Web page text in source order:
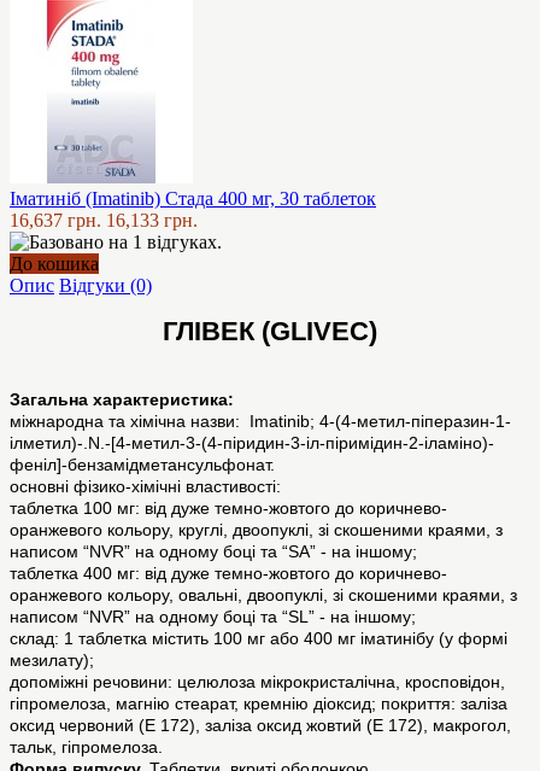
Іматиніб (Imatinib) Стада 400 мг, 30 таблеток
16,637 грн. 16,133 грн.
До кошика
Опис Відгуки (0)
ГЛІВЕК (GLIVEC)
Загальна характеристика:
мiжнародна та хiмiчна назви: Imatinib; 4-(4-метил-піперазин-1-
ілметил)-.N.-[4-метил-3-(4-піридин-3-іл-піримідин-2-іламіно)-
феніл]-бензамідметансульфонат.
основнi фiзико-хiмiчнi властивості:
таблетка 100 мг: від дуже темно-жовтого до коричнево-
оранжевого кольору, круглі, двоопуклі, зі скошеними краями, з
написом “NVR” на одному боці та “SA” - на іншому;
таблетка 400 мг: від дуже темно-жовтого до коричнево-
оранжевого кольору, овальні, двоопуклі, зі скошеними краями, з
написом “NVR” на одному боці та “SL” - на іншому;
склад: 1 таблетка містить 100 мг або 400 мг іматинібу (у формі
мезилату);
допомiжнi речовини: целюлоза мікрокристалічна, кросповідон,
гіпромелоза, магнію стеарат, кремнію діоксид; покриття: заліза
оксид червоний (Е 172), заліза оксид жовтий (Е 172), макрогол,
тальк, гіпромелоза.